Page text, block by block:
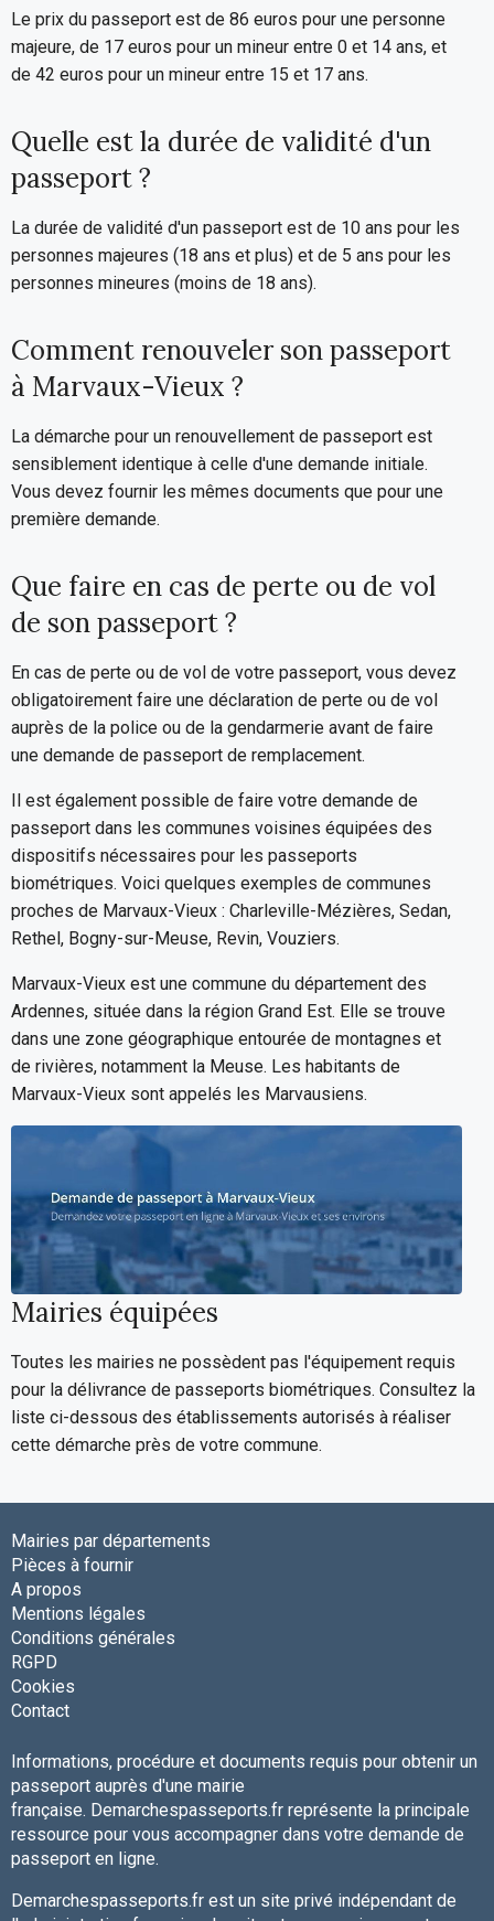
Le prix du passeport est de 86 euros pour une personne
majeure, de 17 euros pour un mineur entre 0 et 14 ans, et
de 42 euros pour un mineur entre 15 et 17 ans.
Quelle est la durée de validité d'un
passeport ?
La durée de validité d'un passeport est de 10 ans pour les
personnes majeures (18 ans et plus) et de 5 ans pour les
personnes mineures (moins de 18 ans).
Comment renouveler son passeport
à Marvaux-Vieux ?
La démarche pour un renouvellement de passeport est
sensiblement identique à celle d'une demande initiale.
Vous devez fournir les mêmes documents que pour une
première demande.
Que faire en cas de perte ou de vol
de son passeport ?
En cas de perte ou de vol de votre passeport, vous devez
obligatoirement faire une déclaration de perte ou de vol
auprès de la police ou de la gendarmerie avant de faire
une demande de passeport de remplacement.
Il est également possible de faire votre demande de
passeport dans les communes voisines équipées des
dispositifs nécessaires pour les passeports
biométriques. Voici quelques exemples de communes
proches de Marvaux-Vieux : Charleville-Mézières, Sedan,
Rethel, Bogny-sur-Meuse, Revin, Vouziers.
Marvaux-Vieux est une commune du département des
Ardennes, située dans la région Grand Est. Elle se trouve
dans une zone géographique entourée de montagnes et
de rivières, notamment la Meuse. Les habitants de
Marvaux-Vieux sont appelés les Marvausiens.
Mairies équipées
Toutes les mairies ne possèdent pas l'équipement requis
pour la délivrance de passeports biométriques. Consultez la
liste ci-dessous des établissements autorisés à réaliser
cette démarche près de votre commune.
Mairies par départements
Pièces à fournir
A propos
Mentions légales
Conditions générales
RGPD
Cookies
Contact
Informations, procédure et documents requis pour obtenir un
passeport auprès d'une mairie
française. Demarchespasseports.fr représente la principale
ressource pour vous accompagner dans votre demande de
passeport en ligne.
Demarchespasseports.fr est un site privé indépendant de